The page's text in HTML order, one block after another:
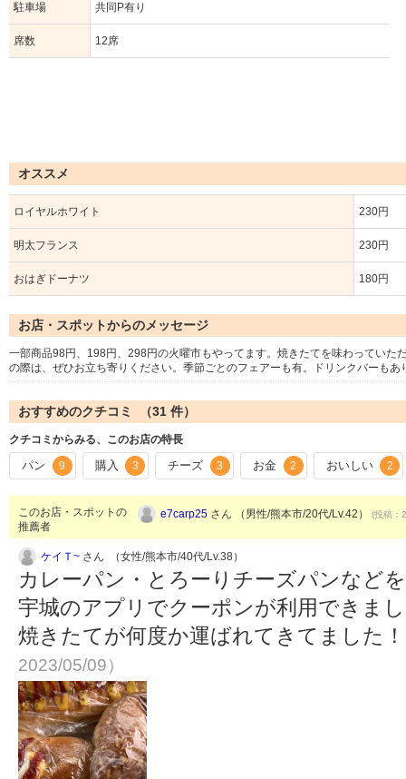
駐車場 共同P有り
席数 12席
オススメ
ロイヤルホワイト 230円
明太フランス 230円
おはぎドーナツ 180円
お店・スポットからのメッセージ
一部商品98円、198円、298円の火曜市もやってます。焼きたてを味わっていた
の際は、ぜひお立ち寄りください。季節ごとのフェアーも有。ドリンクバーも
おすすめのクチコミ （31 件）
クチコミからみる、このお店の特長
パン 9 購入 3 チーズ 3 お金 2 おいしい 2
このお店・スポットの
推薦者
e7carp25 さん （男性/熊本市/20代/Lv.42） (投稿：
ケイＴ~ さん （女性/熊本市/40代/Lv.38）
カレーパン・とろーりチーズパンなど
宇城のアプリでクーポンが利用できま
焼きたてが何度か運ばれてきてました
2023/05/09）